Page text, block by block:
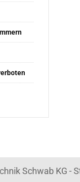
Schwab KG -